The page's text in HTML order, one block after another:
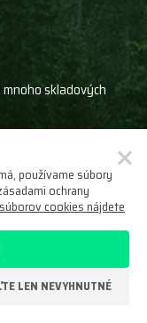
skladových
servisných
používame súbory
ochrany
cookies nájdete
LEN NEVYHNUTNÉ